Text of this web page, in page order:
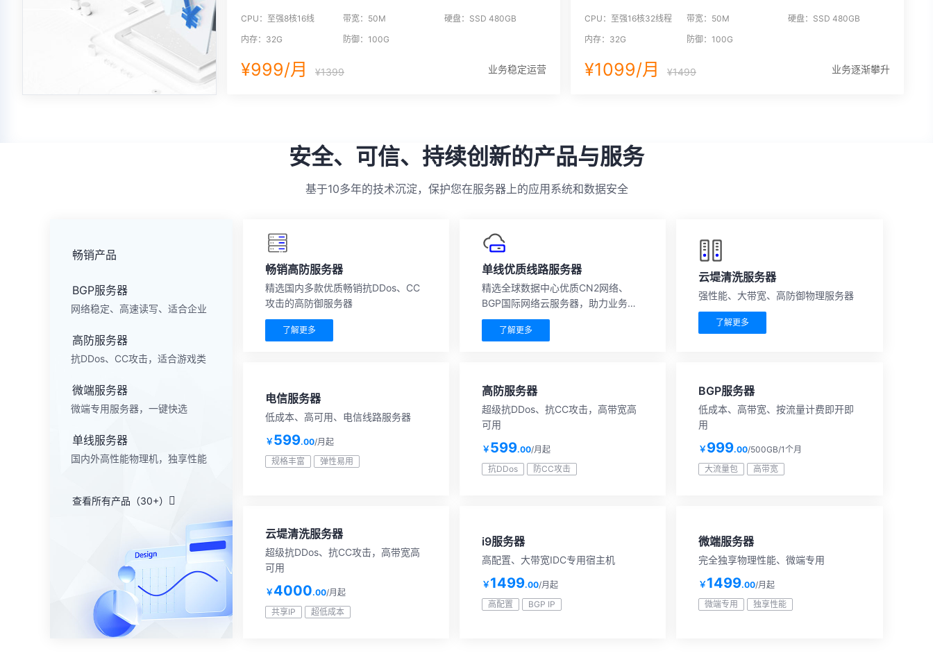
CPU：至强8核16线 带宽：50M
硬盘：SSD 480GB
内存：32G
防御：100G
¥999/月 ¥1399 业务稳定运营
CPU：至强16核32线程 带宽：50M
硬盘：SSD 480GB
内存：32G
防御：100G
¥1099/月 ¥1499 业务逐渐攀升
安全、可信、持续创新的产品与服务
基于10多年的技术沉淀，保护您在服务器上的应用系统和数据安全
畅销产品
BGP服务器
网络稳定、高速读写、适合企业
高防服务器
抗DDos、CC攻击，适合游戏类
微端服务器
微端专用服务器，一键快选
单线服务器
国内外高性能物理机，独享性能
查看所有产品（30+）
畅销高防服务器
精选国内多款优质畅销抗DDos、CC
攻击的高防御服务器
了解更多
单线优质线路服务器
精选全球数据中心优质CN2网络、
BGP国际网络云服务器，助力业务出
海
了解更多
云堤清洗服务器
强性能、大带宽、高防御物理服务器
了解更多
电信服务器
低成本、高可用、电信线路服务器
￥599.00/月起
规格丰富
弹性易用
高防服务器
超级抗DDos、抗CC攻击，高带宽高
可用
￥599.00/月起
抗DDos
防CC攻击
BGP服务器
低成本、高带宽、按流量计费即开即
用
￥999.00/500GB/1个月
大流量包
高带宽
云堤清洗服务器
超级抗DDos、抗CC攻击，高带宽高
可用
￥4000.00/月起
共享IP
超低成本
i9服务器
高配置、大带宽IDC专用宿主机
￥1499.00/月起
高配置
BGP IP
微端服务器
完全独享物理性能、微端专用
￥1499.00/月起
微端专用
独享性能